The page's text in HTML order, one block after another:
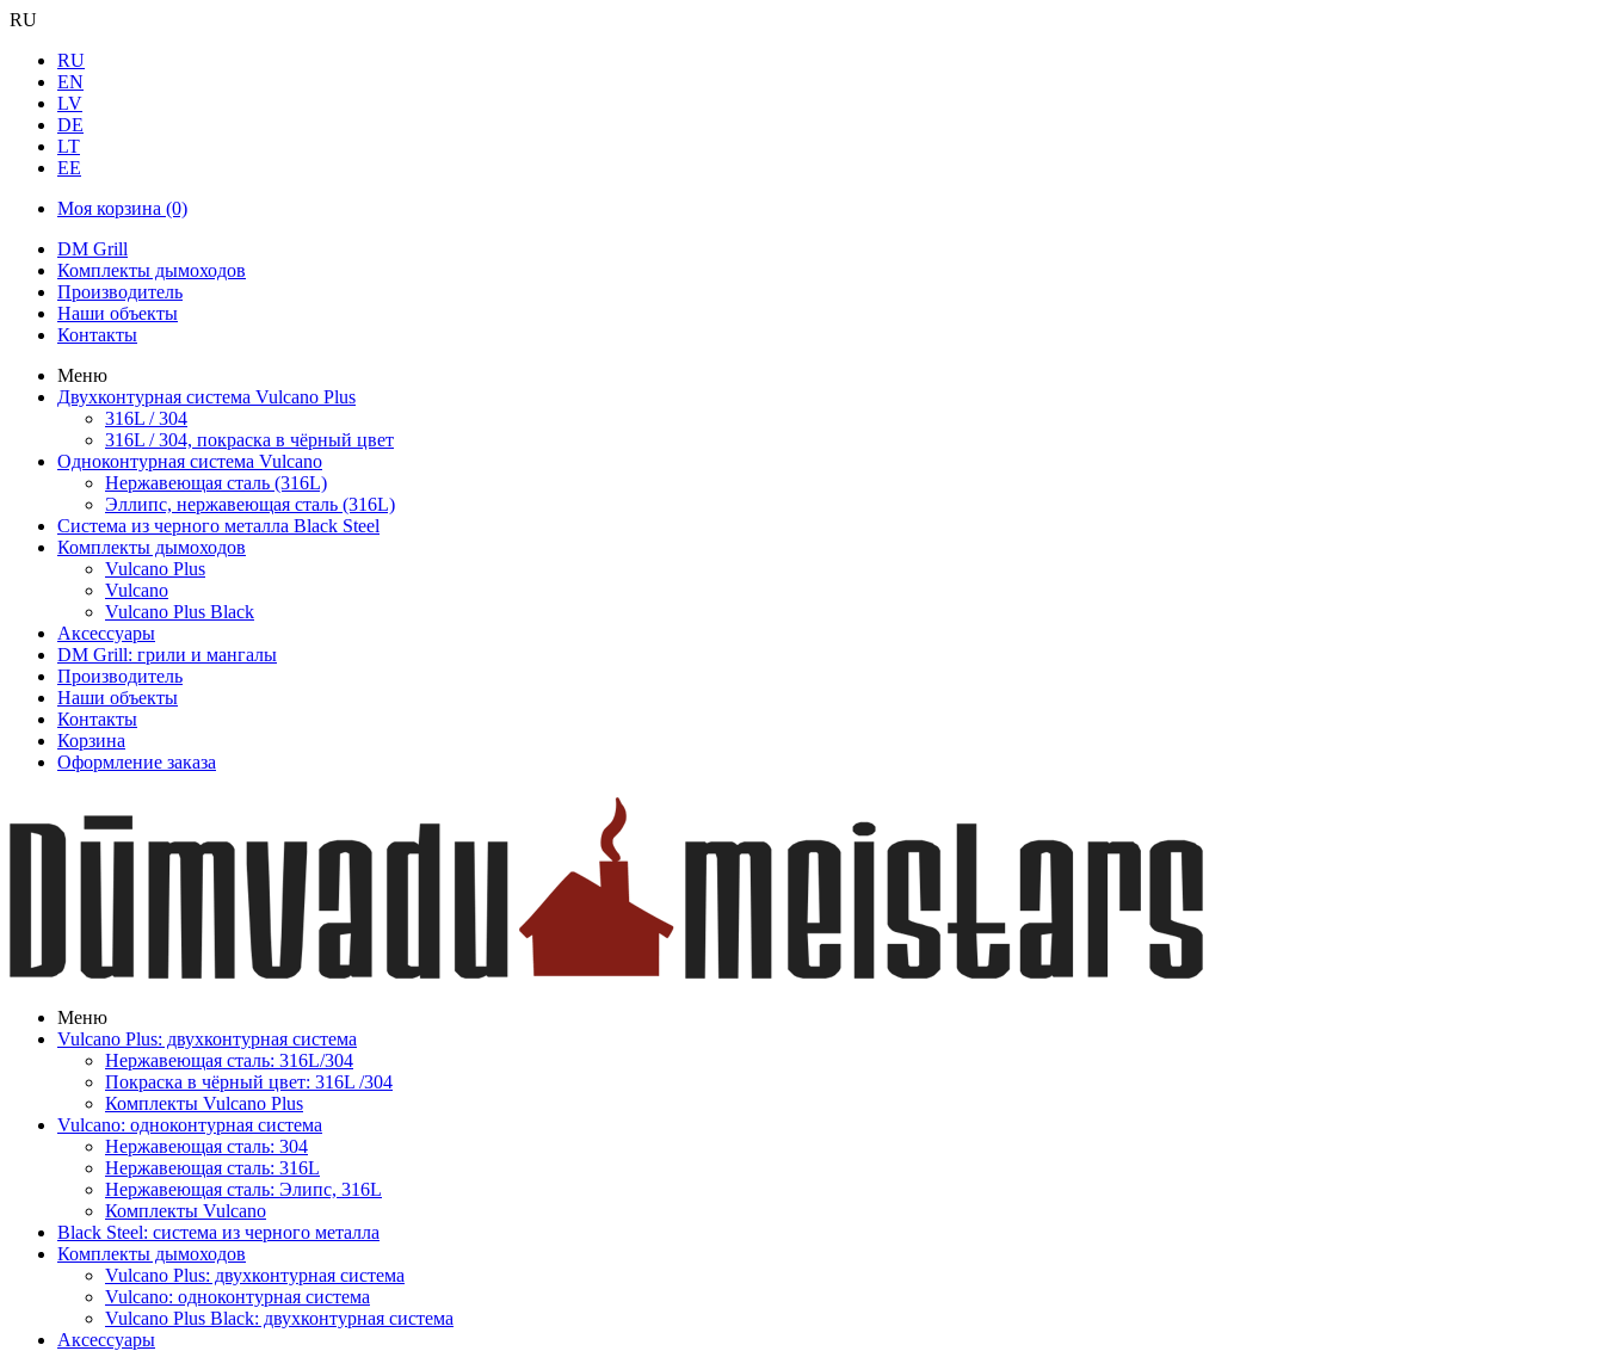
RU
RU
EN
LV
DE
LT
EE
Моя корзина (0)
DM Grill
Комплекты дымоходов
Производитель
Наши объекты
Контакты
Меню
Двухконтурная система Vulcano Plus
316L / 304
316L / 304, покраска в чёрный цвет
Одноконтурная система Vulcano
Нержавеющая сталь (316L)
Эллипс, нержавеющая сталь (316L)
Система из черного металла Black Steel
Комплекты дымоходов
Vulcano Plus
Vulcano
Vulcano Plus Black
Аксессуары
DM Grill: грили и мангалы
Производитель
Наши объекты
Контакты
Корзина
Оформление заказа
Меню
Vulcano Plus: двухконтурная система
Нержавеющая сталь: 316L/304
Покраска в чёрный цвет: 316L /304
Комплекты Vulcano Plus
Vulcano: одноконтурная система
Нержавеющая сталь: 304
Нержавеющая сталь: 316L
Нержавеющая сталь: Элипс, 316L
Комплекты Vulcano
Black Steel: система из черного металла
Комплекты дымоходов
Vulcano Plus: двухконтурная система
Vulcano: одноконтурная система
Vulcano Plus Black: двухконтурная система
Аксессуары